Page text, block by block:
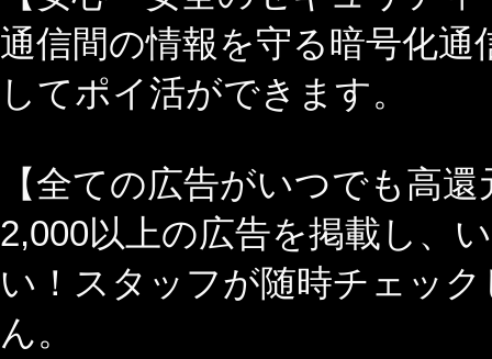
通信間の情報を守る暗号化
してポイ活ができます。
【全ての広告がいつでも高還
2,000以上の広告を掲載し、
い！スタッフが随時チェッ
ん。